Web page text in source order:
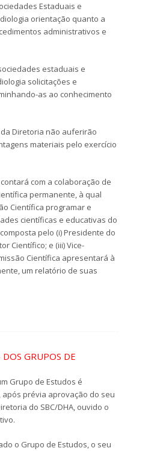
Estaduais e
orientação quanto a
administrativos e
estaduais e
solicitações e
as ao conhecimento
da Diretoria não auferirão
materiais pelo exercício
com a colaboração de
permanente, à qual
Científica programar e
científicas e educativas do
pelo (i) Presidente do
Científico; e (iii) Vice-
Científica apresentará à
um relatório de suas
GRUPOS DE
Grupo de Estudos é
após prévia aprovação do seu
do SBC/DHA, ouvido o
o Grupo de Estudos, o seu